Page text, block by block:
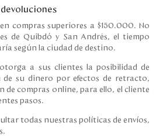
compras superiores a $150.000. No
de Quibdó y San Andrés, el tiempo
según la ciudad de destino.
otorga a sus clientes la posibilidad de
de su dinero por efectos de retracto,
de compras online, para ello, el cliente
pasos.
todas nuestras políticas de envíos,